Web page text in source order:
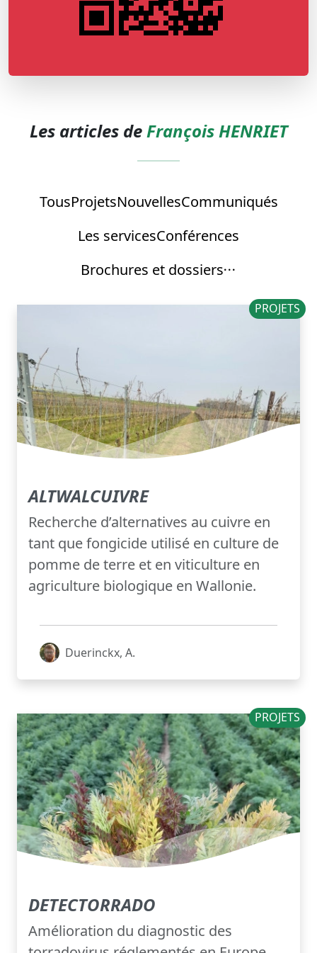
Les articles deFrançois HENRIET
TousProjetsNouvellesCommuniqués
Les servicesConférences
Brochures et dossiers
PROJETS
ALTWALCUIVRE
Recherche d’alternatives au cuivre en
tant que fongicide utilisé en culture de
pomme de terre et en viticulture en
agriculture biologique en Wallonie.
Duerinckx, A.
PROJETS
DETECTORRADO
Amélioration du diagnostic des